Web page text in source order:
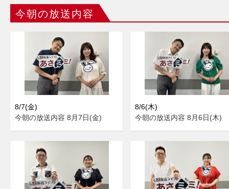
今朝の放送内容
8/7(金)
今朝の放送内容 8月7日(金)
8/6(木)
今朝の放送内容 8月6日(木)